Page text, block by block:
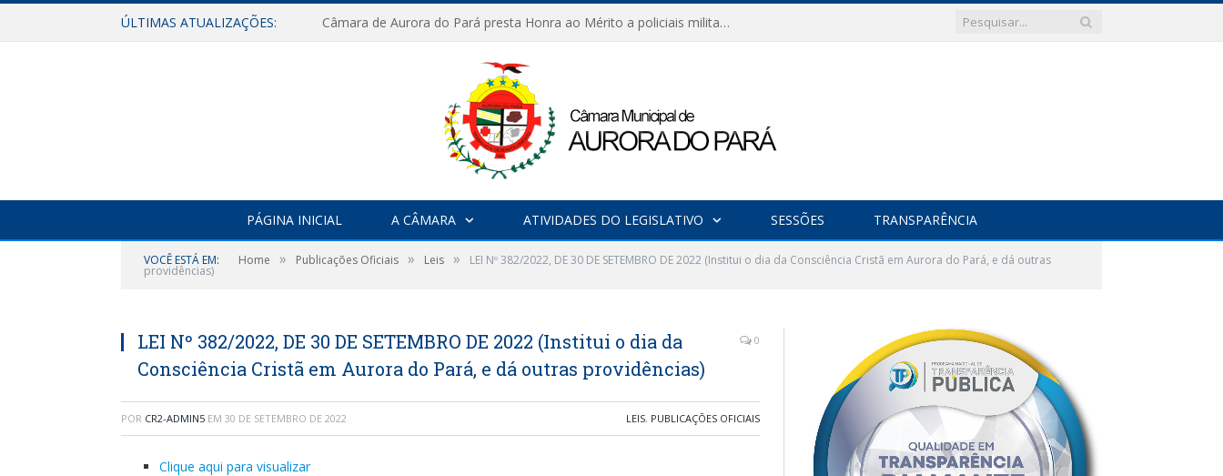
ÚLTIMAS ATUALIZAÇÕES: Câmara de Aurora do Pará presta Honra ao Mérito a policiais militares em sessão marcada por reconhecimento e emoção
PÁGINA INICIAL A CÂMARA ATIVIDADES DO LEGISLATIVO SESSÕES TRANSPARÊNCIA
VOCÊ ESTÁ EM: Home » Publicações Oficiais » Leis » LEI Nº 382/2022, DE 30 DE SETEMBRO DE 2022 (Institui o dia da Consciência Cristã em Aurora do Pará, e dá outras
providências)
LEI Nº 382/2022, DE 30 DE SETEMBRO DE 2022 (Institui o dia da
Consciência Cristã em Aurora do Pará, e dá outras providências)
0
POR CR2-ADMIN5 EM 30 DE SETEMBRO DE 2022 LEIS, PUBLICAÇÕES OFICIAIS
Clique aqui para visualizar